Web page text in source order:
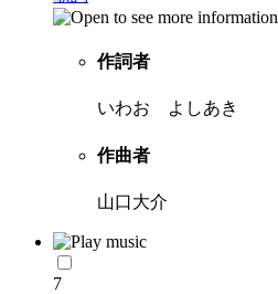
作詞者
いわお よしあき
作曲者
山口大介
7